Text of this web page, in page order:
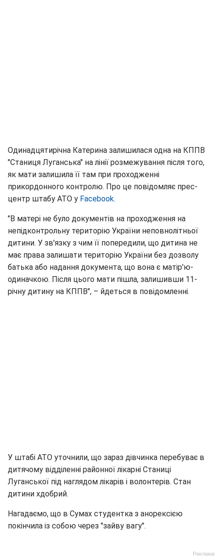
Одинадцятирічна Катерина залишилася одна на КППВ
"Станиця Луганська" на лінії розмежування після того,
як мати залишила її там при проходженні
прикордонного контролю. Про це повідомляє прес-
центр штабу АТО у Facebook.
"В матері не було документів на проходження на
непідконтрольну територію України неповнолітньої
дитини. У зв'язку з чим її попередили, що дитина не
має права залишати територію України без дозволу
батька або надання документа, що вона є матір'ю-
одиначкою. Після цього мати пішла, залишивши 11-
річну дитину на КППВ", – йдеться в повідомленні.
У штабі АТО уточнили, що зараз дівчинка перебуває в
дитячому відділенні районної лікарні Станиці
Луганської під наглядом лікарів і волонтерів. Стан
дитини хдобрий.
Нагадаємо, що в Сумах студентка з анорексією
покінчила із собою через "зайву вагу".